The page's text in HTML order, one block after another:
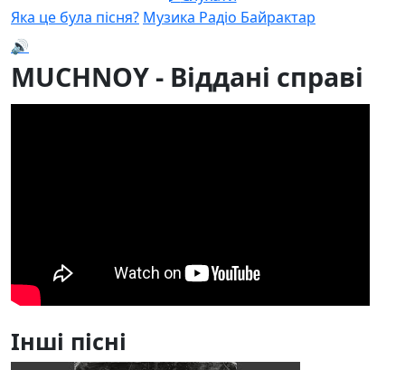
Яка це була пісня? Музика Радіо Байрактар
🔊
MUCHNOY - Віддані справі
Інші пісні